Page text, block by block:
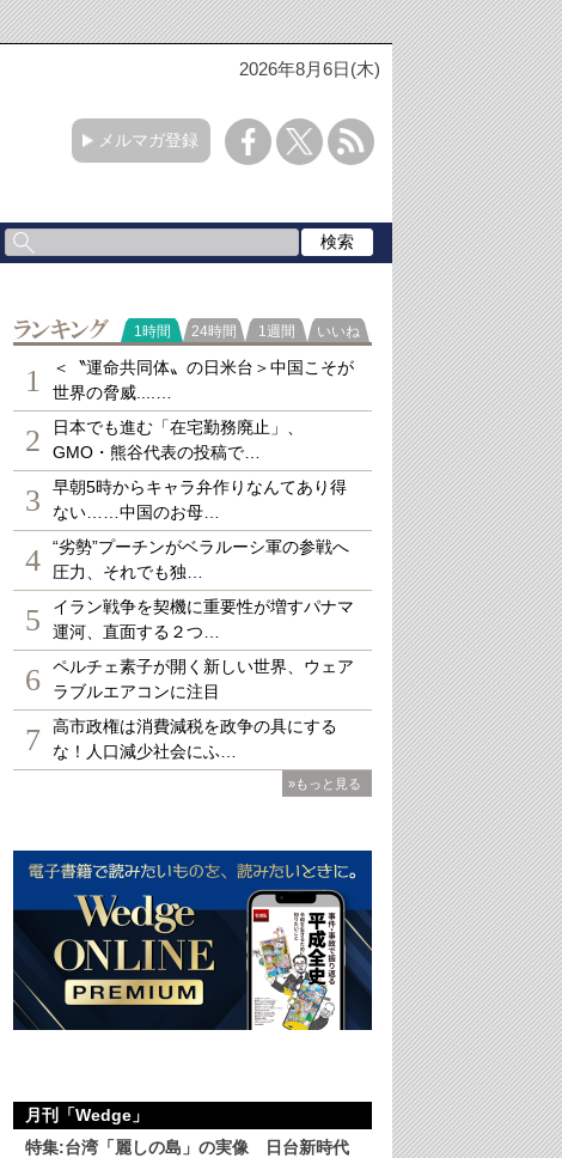
2026年8月6日(木)
メルマガ登録
ランキング
1時間 24時間 1週間 いいね
1
＜〝運命共同体〟の日米台＞中国こそが
世界の脅威....…
2
日本でも進む「在宅勤務廃止」、
GMO・熊谷代表の投稿で…
3
早朝5時からキャラ弁作りなんてあり得
ない……中国のお母…
4
“劣勢”プーチンがベラルーシ軍の参戦へ
圧力、それでも独…
5
イラン戦争を契機に重要性が増すパナマ
運河、直面する２つ…
6
ペルチェ素子が開く新しい世界、ウェア
ラブルエアコンに注目
7
高市政権は消費減税を政争の具にする
な！人口減少社会にふ…
»もっと見る
月刊「Wedge」
特集:台湾「麗しの島」の実像 日台新時代